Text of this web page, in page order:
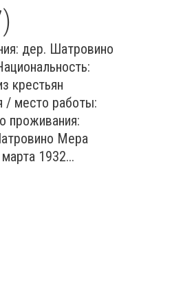
дер. Шатровино
крестьян
/ место работы:
проживания:
Мера
1932...